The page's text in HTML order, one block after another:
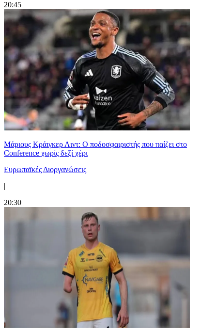
20:45
Μάριους Κράιγκερ Λιντ: Ο ποδοσφαιριστής που παίζει στο
Conference χωρίς δεξί χέρι
Ευρωπαϊκές Διοργανώσεις
|
20:30